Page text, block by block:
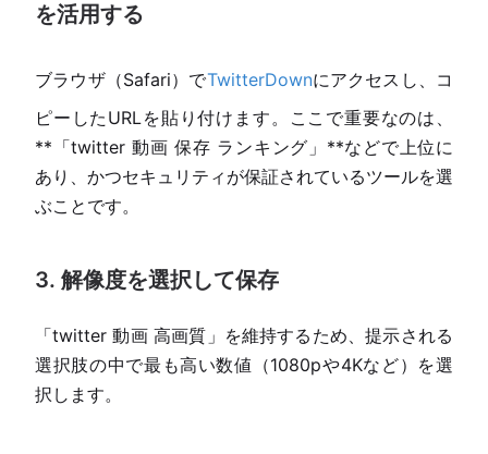
を活用する
ブラウザ（Safari）でTwitterDownにアクセスし、コ
ピーしたURLを貼り付けます。ここで重要なのは、
**「twitter 動画 保存 ランキング」**などで上位に
あり、かつセキュリティが保証されているツールを選
ぶことです。
3. 解像度を選択して保存
「twitter 動画 高画質」を維持するため、提示される
選択肢の中で最も高い数値（1080pや4Kなど）を選
択します。